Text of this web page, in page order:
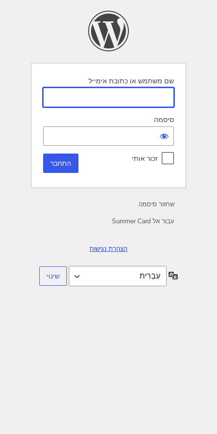
שם משתמש או כתובת אימייל
סיסמה
זכור אותי
שחזור סיסמה
עבור אל Summer Card
הצהרת נגישות
שפה